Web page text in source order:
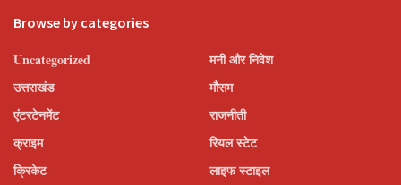
Browse by categories
Uncategorized
उत्तराखंड
एंटरटेनमेंट
क्राइम
क्रिकेट
मनी और निवेश
मौसम
राजनीती
रियल स्टेट
लाइफ स्टाइल